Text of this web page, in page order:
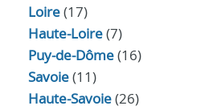
Loire(17)
Haute-Loire(7)
Puy-de-Dôme(16)
Savoie(11)
Haute-Savoie(26)